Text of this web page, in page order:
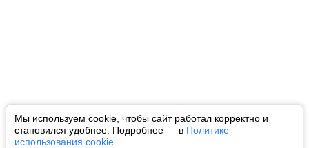
Мы используем cookie, чтобы сайт работал корректно и
становился удобнее. Подробнее — в Политике
использования cookie